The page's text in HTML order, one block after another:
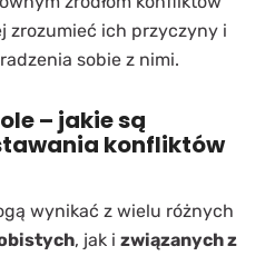
zrozumieć ich przyczyny i
sobie z nimi.
– jakie są
konfliktów
wynikać z wielu różnych
, jak i związanych z